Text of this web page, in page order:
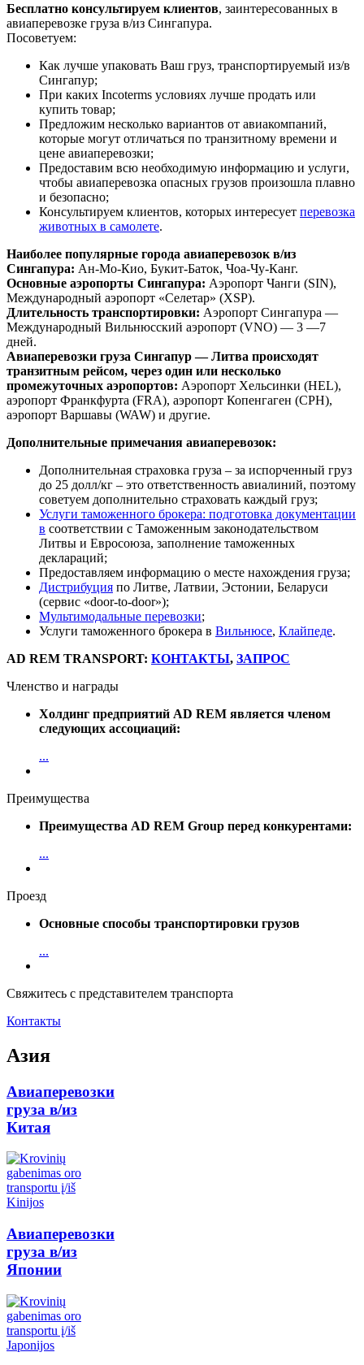
Бесплатно консультируем клиентов, заинтересованных в
авиаперевозке груза в/из Сингапура.
Посоветуем:
Как лучше упаковать Ваш груз, транспортируемый из/в
Сингапур;
При каких Incoterms условиях лучше продать или
купить товар;
Предложим несколько вариантов от авиакомпаний,
которые могут отличаться по транзитному времени и
цене авиаперевозки;
Предоставим всю необходимую информацию и услуги,
чтобы авиаперевозка опасных грузов произошла плавно
и безопасно;
Консультируем клиентов, которых интересует перевозка
животных в самолете.
Наиболее популярные города авиаперевозок в/из
Сингапура: Ан-Мо-Кио, Букит-Баток, Чоа-Чу-Канг.
Основные аэропорты Сингапура: Аэропорт Чанги (SIN),
Международный аэропорт «Селетар» (XSP).
Длительность транспортировки: Аэропорт Сингапура —
Международный Вильнюсский аэропорт (VNO) — 3 —7
дней.
Авиаперевозки груза Сингапур — Литва происходят
транзитным рейсом, через один или несколько
промежуточных аэропортов: Аэропорт Хельсинки (HEL),
аэропорт Франкфурта (FRA), аэропорт Копенгаген (CPH),
аэропорт Варшавы (WAW) и другие.
Дополнительные примечания авиаперевозок:
Дополнительная страховка груза – за испорченный груз
до 25 долл/кг – это ответственность авиалиний, поэтому
советуем дополнительно страховать каждый груз;
Услуги таможенного брокера: подготовка документации
в соответствии с Таможенным законодательством
Литвы и Евросоюза, заполнение таможенных
деклараций;
Предоставляем информацию о месте нахождения груза;
Дистрибуция по Литве, Латвии, Эстонии, Беларуси
(сервис «door-to-door»);
Мультимодальные перевозки;
Услуги таможенного брокера в Вильнюсе, Клайпеде.
AD REM TRANSPORT: КОНТАКТЫ, ЗАПРОС
Членство и награды
Холдинг предприятий AD REM является членом
следующих ассоциаций:
...
Преимущества
Преимущества AD REM Group перед конкурентами:
...
Проезд
Основные способы транспортировки грузов
...
Свяжитесь с представителем транспорта
Контакты
Азия
Авиаперевозки
груза в/из
Китая
Авиаперевозки
груза в/из
Японии